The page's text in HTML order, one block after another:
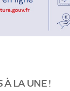
À LA UNE !